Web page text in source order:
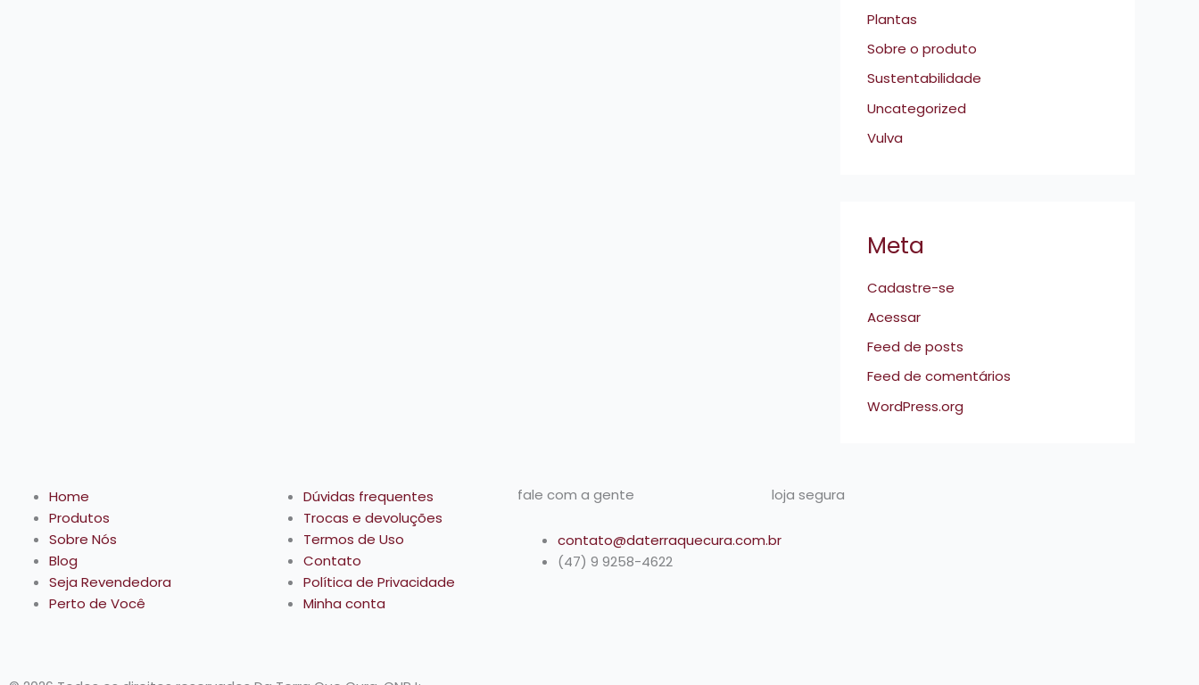
Plantas
Sobre o produto
Sustentabilidade
Uncategorized
Vulva
Meta
Cadastre-se
Acessar
Feed de posts
Feed de comentários
WordPress.org
Home
Produtos
Sobre Nós
Blog
Seja Revendedora
Perto de Você
Dúvidas frequentes
Trocas e devoluções
Termos de Uso
Contato
Política de Privacidade
Minha conta
fale com a gente
contato@daterraquecura.com.br
(47) 9 9258-4622
loja segura